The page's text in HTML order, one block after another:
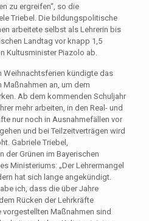
zu ergreifen“, so die
Triebel. Die bildungspolitische
arbeitete selbst als Lehrerin bis
Landtag vor knapp 1,5
Kultusminister Piazolo ab.
Weihnachtsferien kündigte das
an, um dem
Ab dem kommenden Schuljahr
mehr arbeiten, in den Real- und
nur noch in Ausnahmefällen vor
und bei Teilzeitverträgen wird
Gabriele Triebel,
der Grünen im Bayerischen
Ministeriums: „Der Lehrermangel
hat sich lange angekündigt.
ich, dass die über Jahre
Rücken der Lehrkräfte
Maßnahmen sind